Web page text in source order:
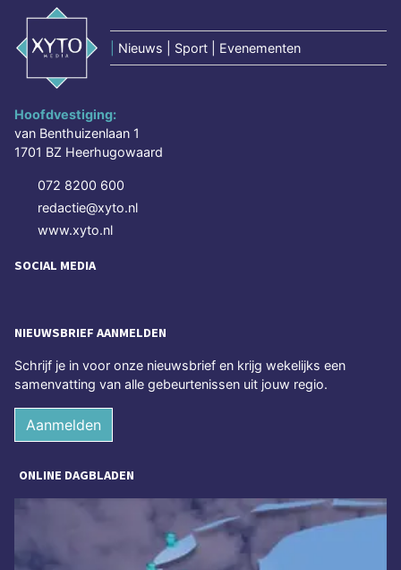
Nieuws | Sport | Evenementen
Hoofdvestiging:
van Benthuizenlaan 1
1701 BZ Heerhugowaard
072 8200 600
redactie@xyto.nl
www.xyto.nl
SOCIAL MEDIA
NIEUWSBRIEF AANMELDEN
Schrijf je in voor onze nieuwsbrief en krijg wekelijks een
samenvatting van alle gebeurtenissen uit jouw regio.
Aanmelden
ONLINE DAGBLADEN